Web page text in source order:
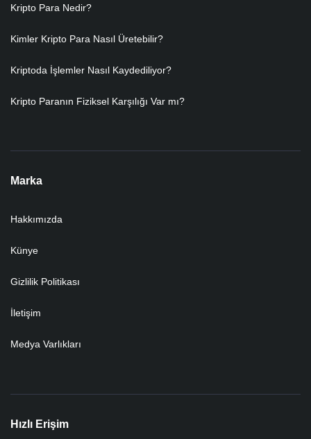
Kripto Para Nedir?
Kimler Kripto Para Nasıl Üretebilir?
Kriptoda İşlemler Nasıl Kaydediliyor?
Kripto Paranın Fiziksel Karşılığı Var mı?
Marka
Hakkımızda
Künye
Gizlilik Politikası
İletişim
Medya Varlıkları
Hızlı Erişim